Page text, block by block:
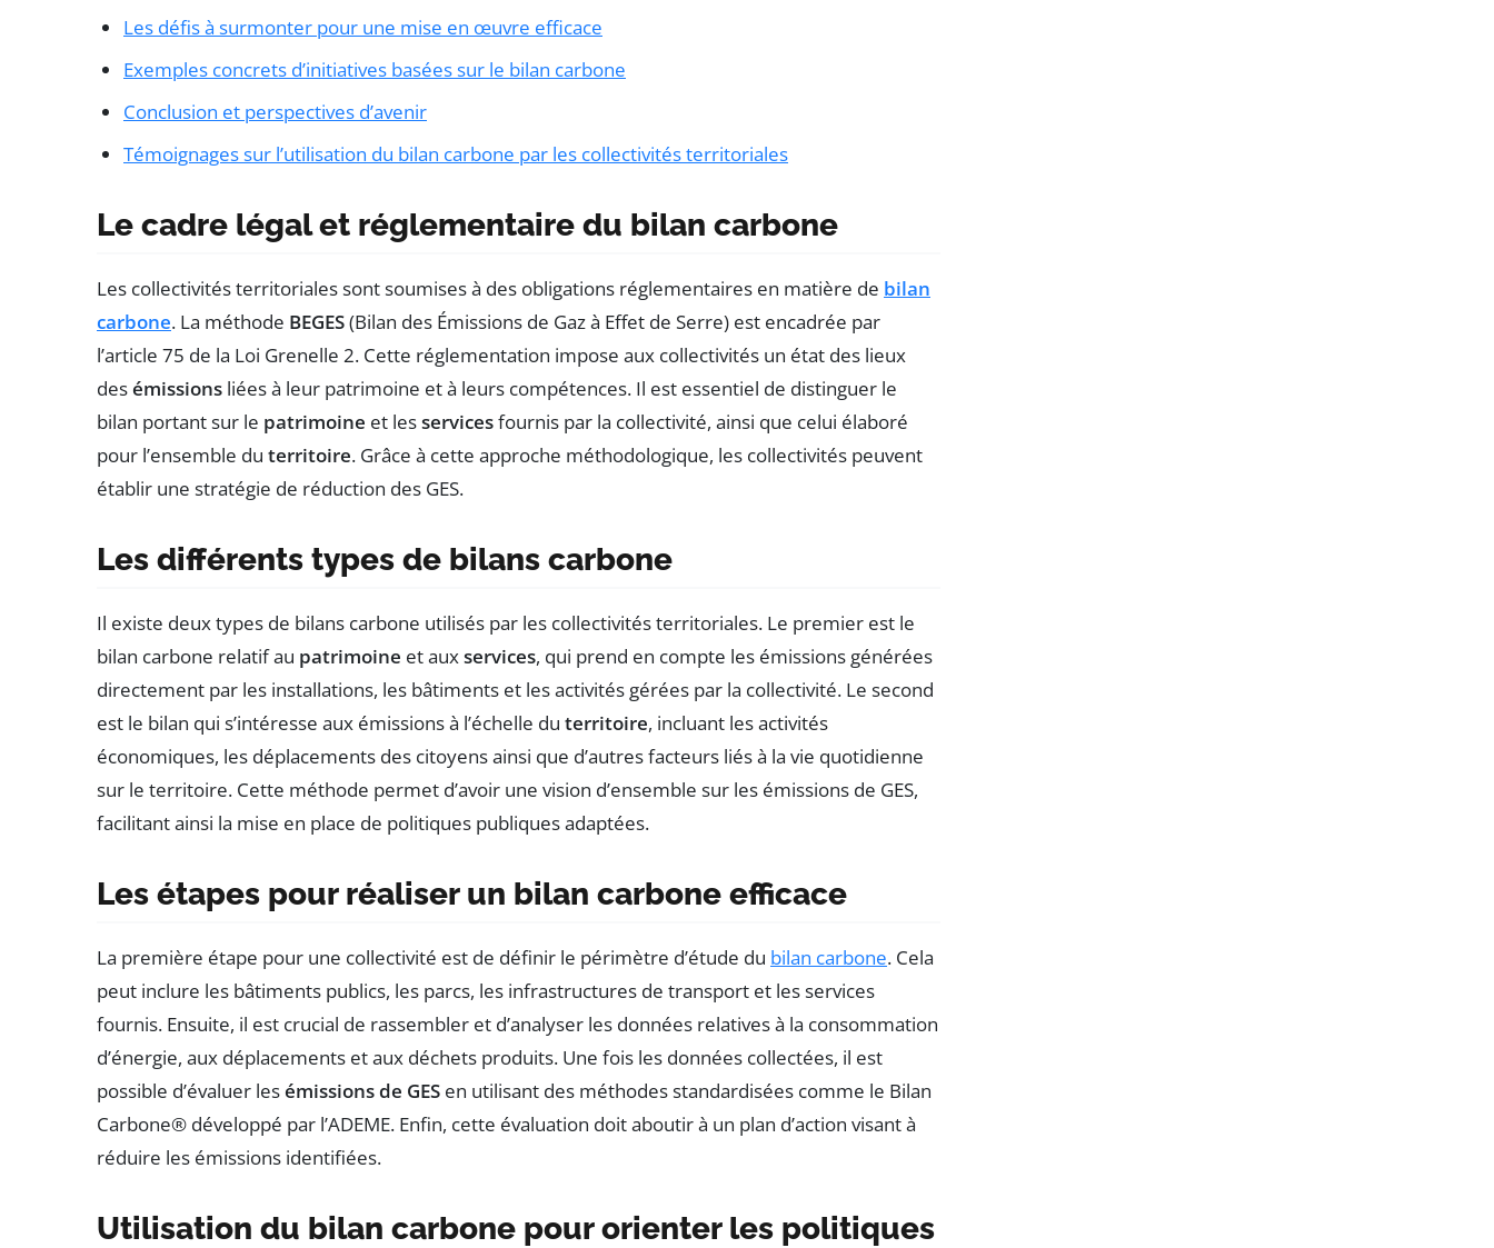
Les défis à surmonter pour une mise en œuvre efficace
Exemples concrets d’initiatives basées sur le bilan carbone
Conclusion et perspectives d’avenir
Témoignages sur l’utilisation du bilan carbone par les collectivités territoriales
Le cadre légal et réglementaire du bilan carbone
Les collectivités territoriales sont soumises à des obligations réglementaires en matière de bilan
carbone. La méthode BEGES(Bilan des Émissions de Gaz à Effet de Serre) est encadrée par
l’article 75 de la Loi Grenelle 2. Cette réglementation impose aux collectivités un état des lieux
desémissions liées à leur patrimoine et à leurs compétences. Il est essentiel de distinguer le
bilan portant sur le patrimoine et lesservicesfournis par la collectivité, ainsi que celui élaboré
pour l’ensemble du territoire. Grâce à cette approche méthodologique, les collectivités peuvent
établir une stratégie de réduction des GES.
Les différents types de bilans carbone
Il existe deux types de bilans carbone utilisés par les collectivités territoriales. Le premier est le
bilan carbone relatif au patrimoine et auxservices, qui prend en compte les émissions générées
directement par les installations, les bâtiments et les activités gérées par la collectivité. Le second
est le bilan qui s’intéresse aux émissions à l’échelle du territoire, incluant les activités
économiques, les déplacements des citoyens ainsi que d’autres facteurs liés à la vie quotidienne
sur le territoire. Cette méthode permet d’avoir une vision d’ensemble sur les émissions de GES,
facilitant ainsi la mise en place de politiques publiques adaptées.
Les étapes pour réaliser un bilan carbone efficace
La première étape pour une collectivité est de définir le périmètre d’étude du bilan carbone. Cela
peut inclure les bâtiments publics, les parcs, les infrastructures de transport et les services
fournis. Ensuite, il est crucial de rassembler et d’analyser les données relatives à la consommation
d’énergie, aux déplacements et aux déchets produits. Une fois les données collectées, il est
possible d’évaluer lesémissions de GES en utilisant des méthodes standardisées comme le Bilan
Carbone® développé par l’ADEME. Enfin, cette évaluation doit aboutir à un plan d’action visant à
réduire les émissions identifiées.
Utilisation du bilan carbone pour orienter les politiques